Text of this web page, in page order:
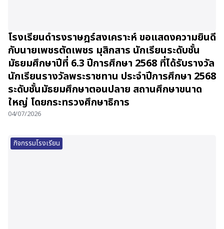
โรงเรียนดำรงราษฎร์สงเคราะห์ ขอแสดงความยินดี
กับนายเพชรตัดเพชร มุสิกสาร นักเรียนระดับชั้น
มัธยมศึกษาปีที่ 6.3 ปีการศึกษา 2568 ที่ได้รับรางวัล
นักเรียนรางวัลพระราชทาน ประจำปีการศึกษา 2568
ระดับชั้นมัธยมศึกษาตอนปลาย สถานศึกษาขนาด
ใหญ่ โดยกระทรวงศึกษาธิการ
04/07/2026
กิจกรรมโรงเรียน